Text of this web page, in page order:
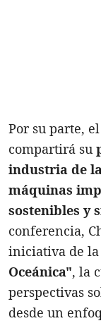
Por su parte,
compartirá su
industria de
máquinas
sostenibles y
conferencia,
iniciativa de la
Oceánica", la
perspectivas
desde un